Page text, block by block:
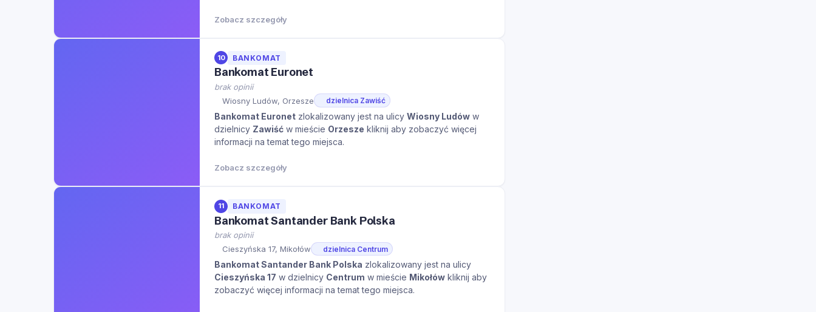
Zobacz szczegóły
10 BANKOMAT
Bankomat Euronet
brak opinii
Wiosny Ludów, Orzesze
dzielnica Zawiść
Bankomat Euronet zlokalizowany jest na ulicy Wiosny Ludów w
dzielnicy Zawiść w mieście Orzesze kliknij aby zobaczyć więcej
informacji na temat tego miejsca.
Zobacz szczegóły
11 BANKOMAT
Bankomat Santander Bank Polska
brak opinii
Cieszyńska 17, Mikołów
dzielnica Centrum
Bankomat Santander Bank Polska zlokalizowany jest na ulicy
Cieszyńska 17 w dzielnicy Centrum w mieście Mikołów kliknij aby
zobaczyć więcej informacji na temat tego miejsca.